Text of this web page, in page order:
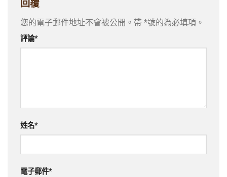
回覆
您的電子郵件地址不會被公開。帶 *號的為必填項。
評論*
姓名*
電子郵件*